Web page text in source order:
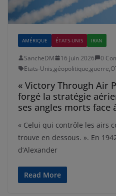
AMÉRIQUE ÉTATS-UNIS IRAN
SancheDM 16 juin 2026
0
Etats-Unis,géopolitique,guerre,
« Victory Through Air
forgé la stratégie
ses angles morts face
« Celui qui contrôle les airs
trouve en dessous. ». En
d’Alexander
Read More